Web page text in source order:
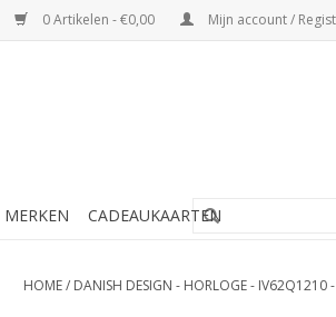
0 Artikelen - €0,00 Mijn account /
MERKEN CADEAUKAARTEN
HOME/ DANISH DESIGN - HORLOGE - IV62Q1210